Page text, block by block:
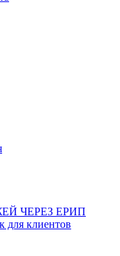
ЧЕРЕЗ ЕРИП
для клиентов